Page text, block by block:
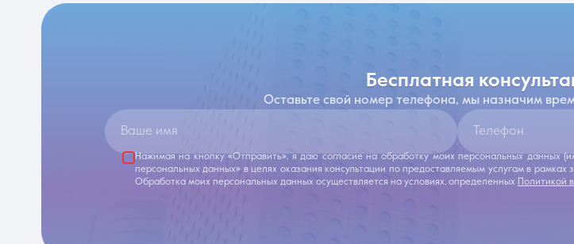
бесплатная
Оставьте свой номер телефона, мы назначим
Ваше имя Телефон
Нажимая на кнопку «Отправить», я даю согласие на обработку моих персональных данных
персональных данных» в целях оказания консультации по предоставляемым услугам в
Обработка моих персональных данных осуществляется на условиях, определенных Политикой